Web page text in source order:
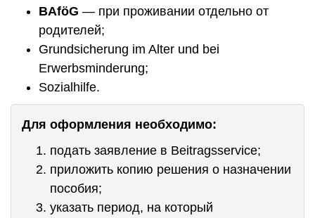
BAföG — при проживании отдельно от
родителей;
Grundsicherung im Alter und bei
Erwerbsminderung;
Sozialhilfe.
Для оформления необходимо:
подать заявление в Beitragsservice;
приложить копию решения о назначении
пособия;
указать период, на который